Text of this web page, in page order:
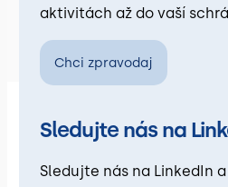
aktivitách až do vaší
Chci zpravodaj
Sledujte nás na
Sledujte nás na LinkedIn